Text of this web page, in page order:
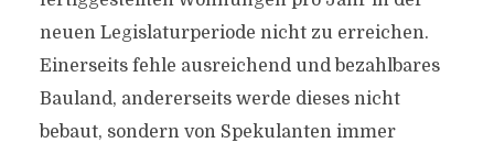
neuen Legislaturperiode nicht zu erreichen.
Einerseits fehle ausreichend und bezahlbares
Bauland, andererseits werde dieses nicht
bebaut, sondern von Spekulanten immer